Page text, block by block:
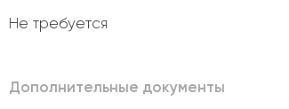
Не требуется
Дополнительные документы